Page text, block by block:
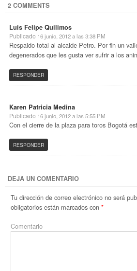
2 COMMENTS
Luis Felipe Quilimos
Publicado 16 junio, 2012 a las 3:38 PM
Respaldo total al alcalde Petro. Por fin un
degenerados que les gusta ver sufrir a los
RESPONDER
Karen Patricia Medina
Publicado 16 junio, 2012 a las 5:55 PM
Con el cierre de la plaza para toros Bogotá
RESPONDER
DEJA UN COMENTARIO
Tu dirección de correo electrónico no será
obligatorios están marcados con*
Comentario